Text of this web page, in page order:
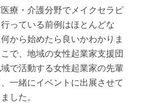
療・介護分野でメイクセラピ
っている前例はほとんどな
から始めたら良いかわかりま
で、地域の女性起業家支援団
で活動する女性起業家の先輩
一緒にイベントに出展させて
した。